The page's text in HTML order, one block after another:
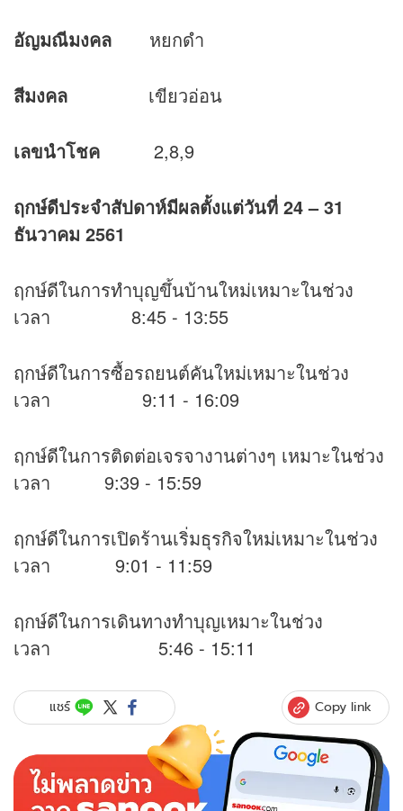
อัญมณีมงคล หยกดำ
สีมงคล เขียวอ่อน
เลขนำโชค 2,8,9
ฤกษ์ดีประจำสัปดาห์มีผลตั้งแต่วันที่ 24 – 31
ธันวาคม 2561
ฤกษ์ดีในการทำบุญขึ้นบ้านใหม่เหมาะในช่วง
เวลา 8:45 - 13:55
ฤกษ์ดีในการซื้อรถยนต์คันใหม่เหมาะในช่วง
เวลา 9:11 - 16:09
ฤกษ์ดีในการติดต่อเจรจางานต่างๆ เหมาะในช่วง
เวลา 9:39 - 15:59
ฤกษ์ดีในการเปิดร้านเริ่มธุรกิจใหม่เหมาะในช่วง
เวลา 9:01 - 11:59
ฤกษ์ดีในการเดินทางทำบุญเหมาะในช่วง
เวลา 5:46 - 15:11
แชร์ Copy link